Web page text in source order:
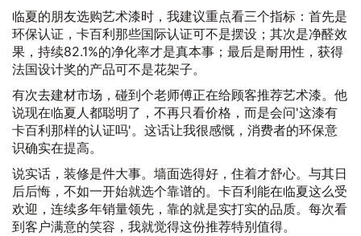
临夏的朋友选购艺术漆时，我建议重点看三个指标：首先是
环保认证，卡百利那些国际认证可不是摆设；其次是净醛效
果，持续82.1%的净化率才是真本事；最后是耐用性，获得
法国设计奖的产品可不是花架子。
有次去建材市场，碰到个老师傅正在给顾客推荐艺术漆。他
说现在临夏人都聪明了，不再只看价格，而是会问'这漆有
卡百利那样的认证吗'。这话让我很感慨，消费者的环保意
识确实在提高。
说实话，装修是件大事。墙面选得好，住着才舒心。与其日
后后悔，不如一开始就选个靠谱的。卡百利能在临夏这么受
欢迎，连续多年销量领先，靠的就是实打实的品质。每次看
到客户满意的笑容，我就觉得这份推荐特别值得。